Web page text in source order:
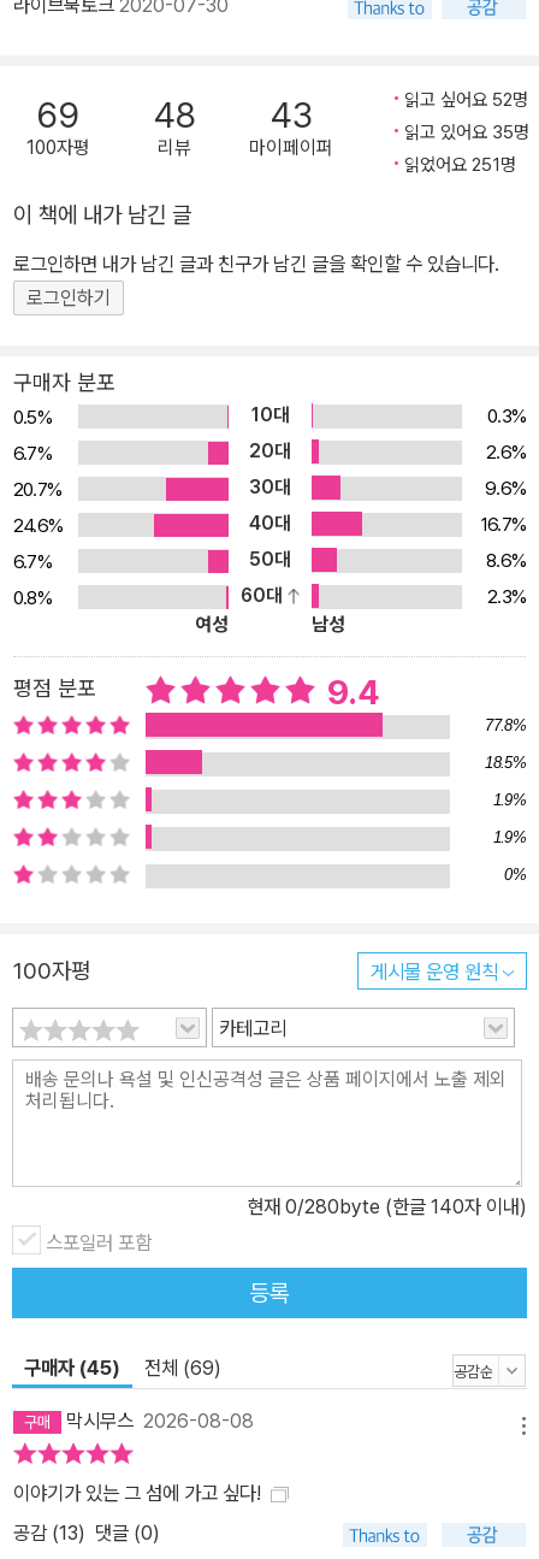
날 수 있다. 한편 이 지역은 제주 자연의 대표적인 상징인 기생화산,
즉 오름의 왕국이다. 특히 제주를 유네스코 세계자연유산에 등재하는
데 결정적인 공헌을 한 거문오름 용암동굴계도 만날 수 있다. 저자가
세계적인 평가를 통해 제주 자연의 가치에 한층 더 자긍심을 갖게 만
들어준다. 또한 해녀 이야기를 제주어의 맛을 살려 풀어주는 ‘제주 삼
춘’들의 에피소드는 육지사람들은 물론 제주인들에게조차 신비롭고
운 곳’이다. 눈이 오면 오는 대로, 바람이 불면 부는 대로, 꽃이 흐드러
지면 또 그런 대로 가장 아름다운 이곳은 험한 등반 코스가 아니면서
도 한라산의 전모를 한껏 느끼게 해주기 때문이다. 영실 등반 코스는
서막인 울창한 숲길을 지나, 제1막 오백장군봉, 제2막 진달래 능선,
제3막 구상나무 군락지, 제4막 윗세오름을 지나 백록담에 이르러 절
정에 달한다. 숨가쁜 등반 중에도 저자는 입담을 발휘하여 백호 임제
의 『남명소승』과 오백장군봉의 설문대할망 전설을 소개하고, 최익현
의 ?유한라산기?를 노래한다. 진달래 능선에 도착해서는 아예 자리
리와 입말이 살아 있는 ‘팔도 아줌마론’을 구성지게 풀어놓는다. 그 산
길에서는 또 한라산에서 자생하는 구상나무를 가져가 오늘날 크리스
마스트리의 주종이 되는 나무 종을 만든 영국의 식물학자 윌슨과 한
라산의 높이를 최초로 측정한 겐테 박사를 소개하기도 한다. 세번째
는 ‘탐라국 순례’로 탐라국에서 제주도가 되기까지의 역사를 되짚어
볼 수 있는 내용이다. 여기서는 제주의 고·양·부 3성의 시조가 태어난
중 하나인 관덕정을 거쳐 다섯 성현을 모신 오현단, 그리고 조선시대
의녀 김만덕 할머니를 기리는 공간까지를 소개한다. 일반 관광지로도
널리 알려진 관덕정과 삼성혈은 그 역사적 의미나 가치를 모르고 간
다면 사실 별달리 눈길이 가는 곳이 아니다. 스토리가 빠진 단순 관광
이라면 어디라도 그렇겠지만 유난히도 현대화되고 화려한 관광코스
을 만나면서 스토리텔링을 갖추게 된다”고 믿는 저자는 이를테면 삼
양동 검은 모래 해수욕장은 육지의 관광객이나 일본 관광객들까지도
많이 찾는 모래찜질로 유명하지만 바로 그 위쪽에 있는 선사유적지에
들르는 사람은 극히 드문 점을 지적하면서, 그 이유는 학자들의 지나
기념사업회가 만들어지고 표준영정까지 제작하는 등 세인의 관심을
받게 된 김만덕 할머니를 돌아보는 공간에 들어서면 정작 그 묘소는
초라하게 방치되고 엄청난 규모의 기념탑이 세워져 주객이 전도된 느
복원해놓은 채 출입을 금해놓은 제주목 관아 보존 방식에 대한 충고,
라이브북토크 2020-07-30
69
100자평
48
리뷰
43
마이페이퍼
읽고 싶어요 52명
읽고 있어요 35명
읽었어요 251명
이 책에 내가 남긴 글
로그인하면 내가 남긴 글과 친구가 남긴 글을 확인할 수 있습니다.
로그인하기
구매자 분포
0.5% 10대
0.3%
6.7%
20대
2.6%
20.7%
30대
9.6%
24.6%
40대
16.7%
6.7%
50대
8.6%
0.8%
60대
2.3%
여성
남성
평점 분포 9.4
77.8%
18.5%
1.9%
1.9%
0%
100자평 게시물 운영 원칙
카테고리
현재 0/280byte (한글 140자 이내)
스포일러 포함
등록
구매자 (45) 전체 (69)
막시무스 2026-08-08
이야기가 있는 그 섬에 가고 싶다!
공감 (13) 댓글 (0)